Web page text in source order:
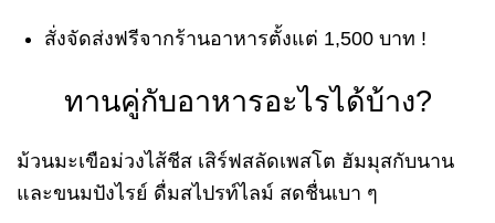
สั่งจัดส่งฟรีจากร้านอาหารตั้งแต่ 1,500 บาท !
ทานคู่กับอาหารอะไรได้บ้าง?
ม้วนมะเขือม่วงไส้ชีส เสิร์ฟสลัดเพสโต ฮัมมุสกับนาน
และขนมปังไรย์ ดื่มสไปรท์ไลม์ สดชื่นเบา ๆ